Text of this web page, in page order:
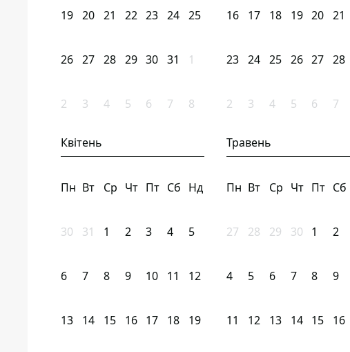
19 20 21 22 23 24 25
26 27 28 29 30 31 1
2 3 4 5 6 7 8
16 17 18 19 20 21
23 24 25 26 27 28
2 3 4 5 6 7
Квітень
Пн Вт Ср Чт Пт Сб Нд
30 31 1 2 3 4 5
6 7 8 9 10 11 12
13 14 15 16 17 18 19
Травень
Пн Вт Ср Чт Пт Сб
27 28 29 30 1 2
4 5 6 7 8 9
11 12 13 14 15 16